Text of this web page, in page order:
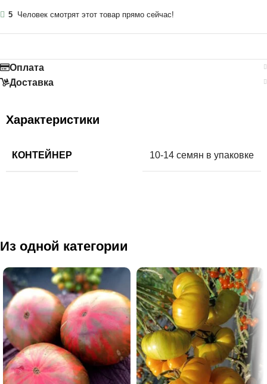
5 Человек смотрят этот товар прямо сейчас!
Оплата
Доставка
Характеристики
КОНТЕЙНЕР 10-14 семян в упаковке
Из одной категории